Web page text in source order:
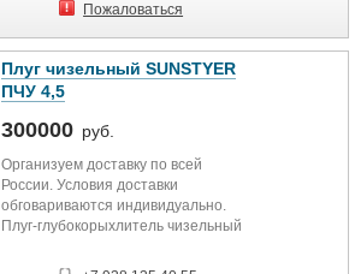
Пожаловаться
Плуг чизельный SUNSTYER
ПЧУ 4,5
300000 руб.
Организуем доставку по всей
России. Условия доставки
обговариваются индивидуально.
Плуг-глубокорыхлитель чизельный